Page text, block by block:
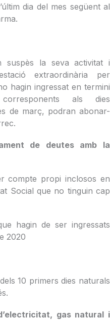
dia del mes següent al
suspès la seva activitat i
extraordinària per
hagin ingressat en termini
als dies
de març, podran abonar-
de deutes amb la
compte propi inclosos en
Social que no tinguin cap
hagin de ser ingressats
2020
10 primers dies naturals
gas natural i